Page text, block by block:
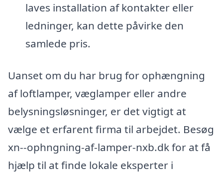
laves installation af kontakter eller
ledninger, kan dette påvirke den
samlede pris.
Uanset om du har brug for ophængning
af loftlamper, væglamper eller andre
belysningsløsninger, er det vigtigt at
vælge et erfarent firma til arbejdet. Besøg
xn--ophngning-af-lamper-nxb.dk for at få
hjælp til at finde lokale eksperter i